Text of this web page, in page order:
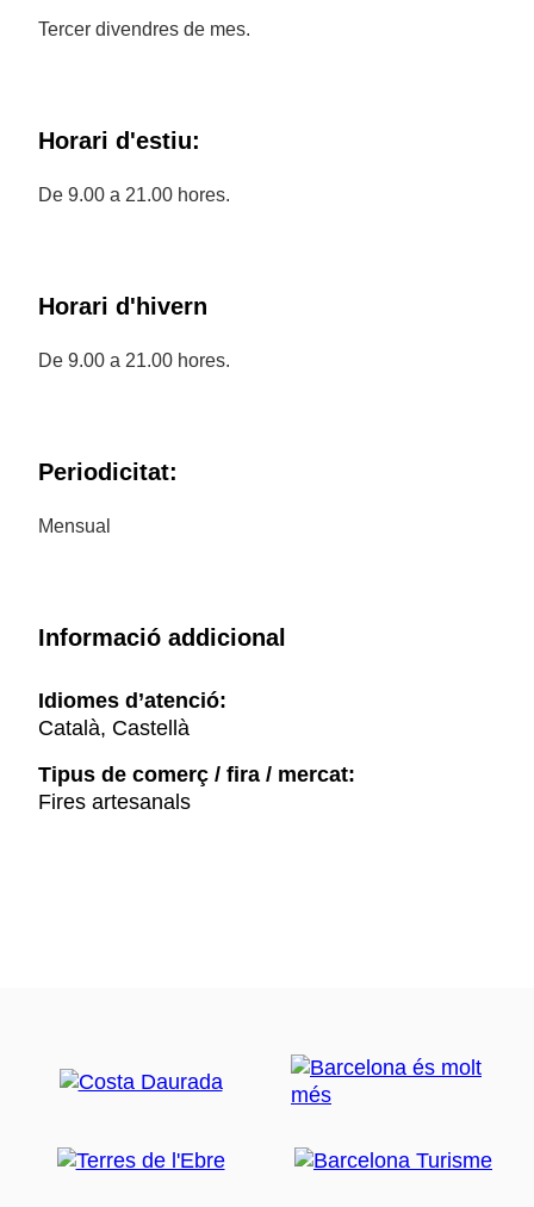
Tercer divendres de mes.
Horari d'estiu:
De 9.00 a 21.00 hores.
Horari d'hivern
De 9.00 a 21.00 hores.
Periodicitat:
Mensual
Informació addicional
Idiomes d’atenció:
Català, Castellà
Tipus de comerç / fira / mercat:
Fires artesanals